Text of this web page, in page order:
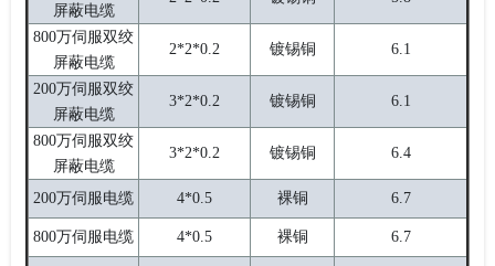
屏蔽电缆
800万伺服双绞
屏蔽电缆
2*2*0.2 镀锡铜 6.1
200万伺服双绞
屏蔽电缆
3*2*0.2 镀锡铜 6.1
800万伺服双绞
屏蔽电缆
3*2*0.2 镀锡铜 6.4
200万伺服电缆 4*0.5 裸铜 6.7
800万伺服电缆 4*0.5 裸铜 6.7